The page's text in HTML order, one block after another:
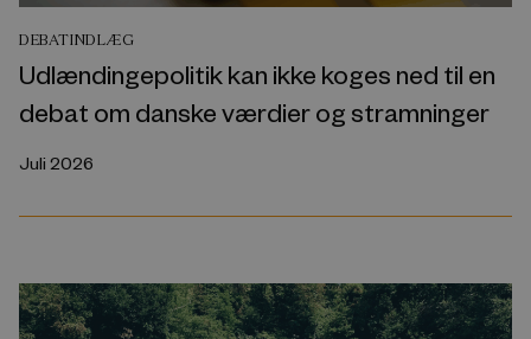
DEBATINDLÆG
Udlændingepolitik kan ikke koges ned til en
debat om danske værdier og stramninger
Juli 2026